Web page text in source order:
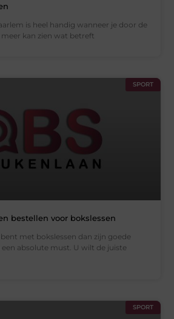
is heel handig wanneer je door de
kan zien wat betreft
SPORT
bestellen voor bokslessen
met bokslessen dan zijn goede
absolute must. U wilt de juiste
SPORT